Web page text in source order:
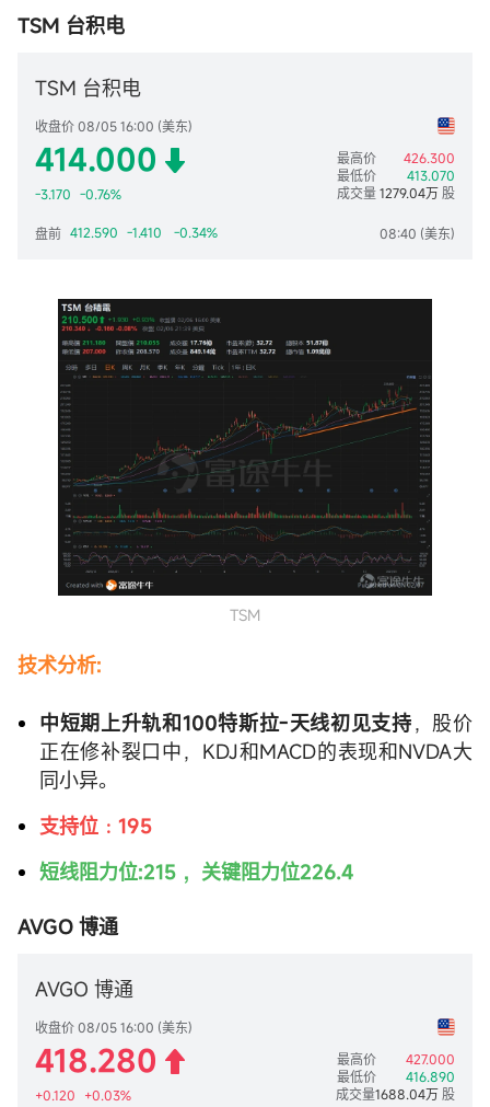
TSM 台积电
TSM 台积电
收盘价 08/05 16:00 (美东)
414.000
-3.170 -0.76%
426.300
最高价
413.070
最低价
1279.04万 股
成交量
盘前 412.590 -1.410 -0.34% 08:40 (美东)
TSM
技术分析:
中短期上升轨和100特斯拉-天线初见支持，股价
正在修补裂口中，KDJ和MACD的表现和NVDA大
同小异。
支持位﹕195
短线阻力位:215 ，关键阻力位226.4
AVGO 博通
AVGO 博通
收盘价 08/05 16:00 (美东)
418.280
+0.120 +0.03%
427.000
最高价
416.890
最低价
1688.04万股
成交量